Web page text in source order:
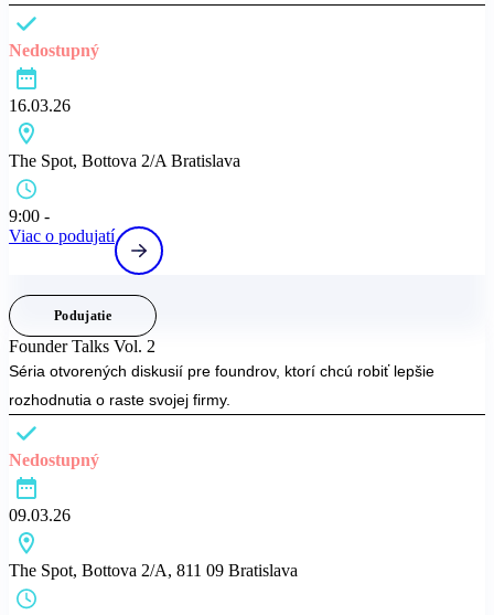
Nedostupný
16.03.26
The Spot, Bottova 2/A Bratislava
9:00 -
Viac o podujatí
Podujatie
Founder Talks Vol. 2
Séria otvorených diskusií pre foundrov, ktorí chcú robiť lepšie
rozhodnutia o raste svojej firmy.
Nedostupný
09.03.26
The Spot, Bottova 2/A, 811 09 Bratislava